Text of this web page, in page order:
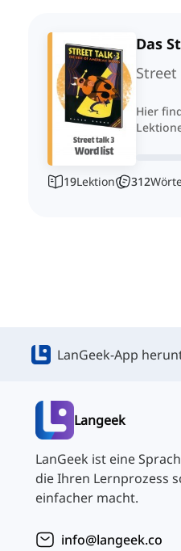
Das
Street
Hier
19Lektion 312
LanGeek-App
Langeek
LanGeek ist eine
die Ihren Lernprozess
einfacher macht.
info@langeek.co